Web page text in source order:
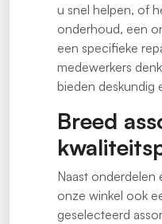
u snel helpen, of
onderhoud, een
een specifieke
medewerkers
bieden deskundig
Breed
Naast onderdelen
onze winkel ook
geselecteerd